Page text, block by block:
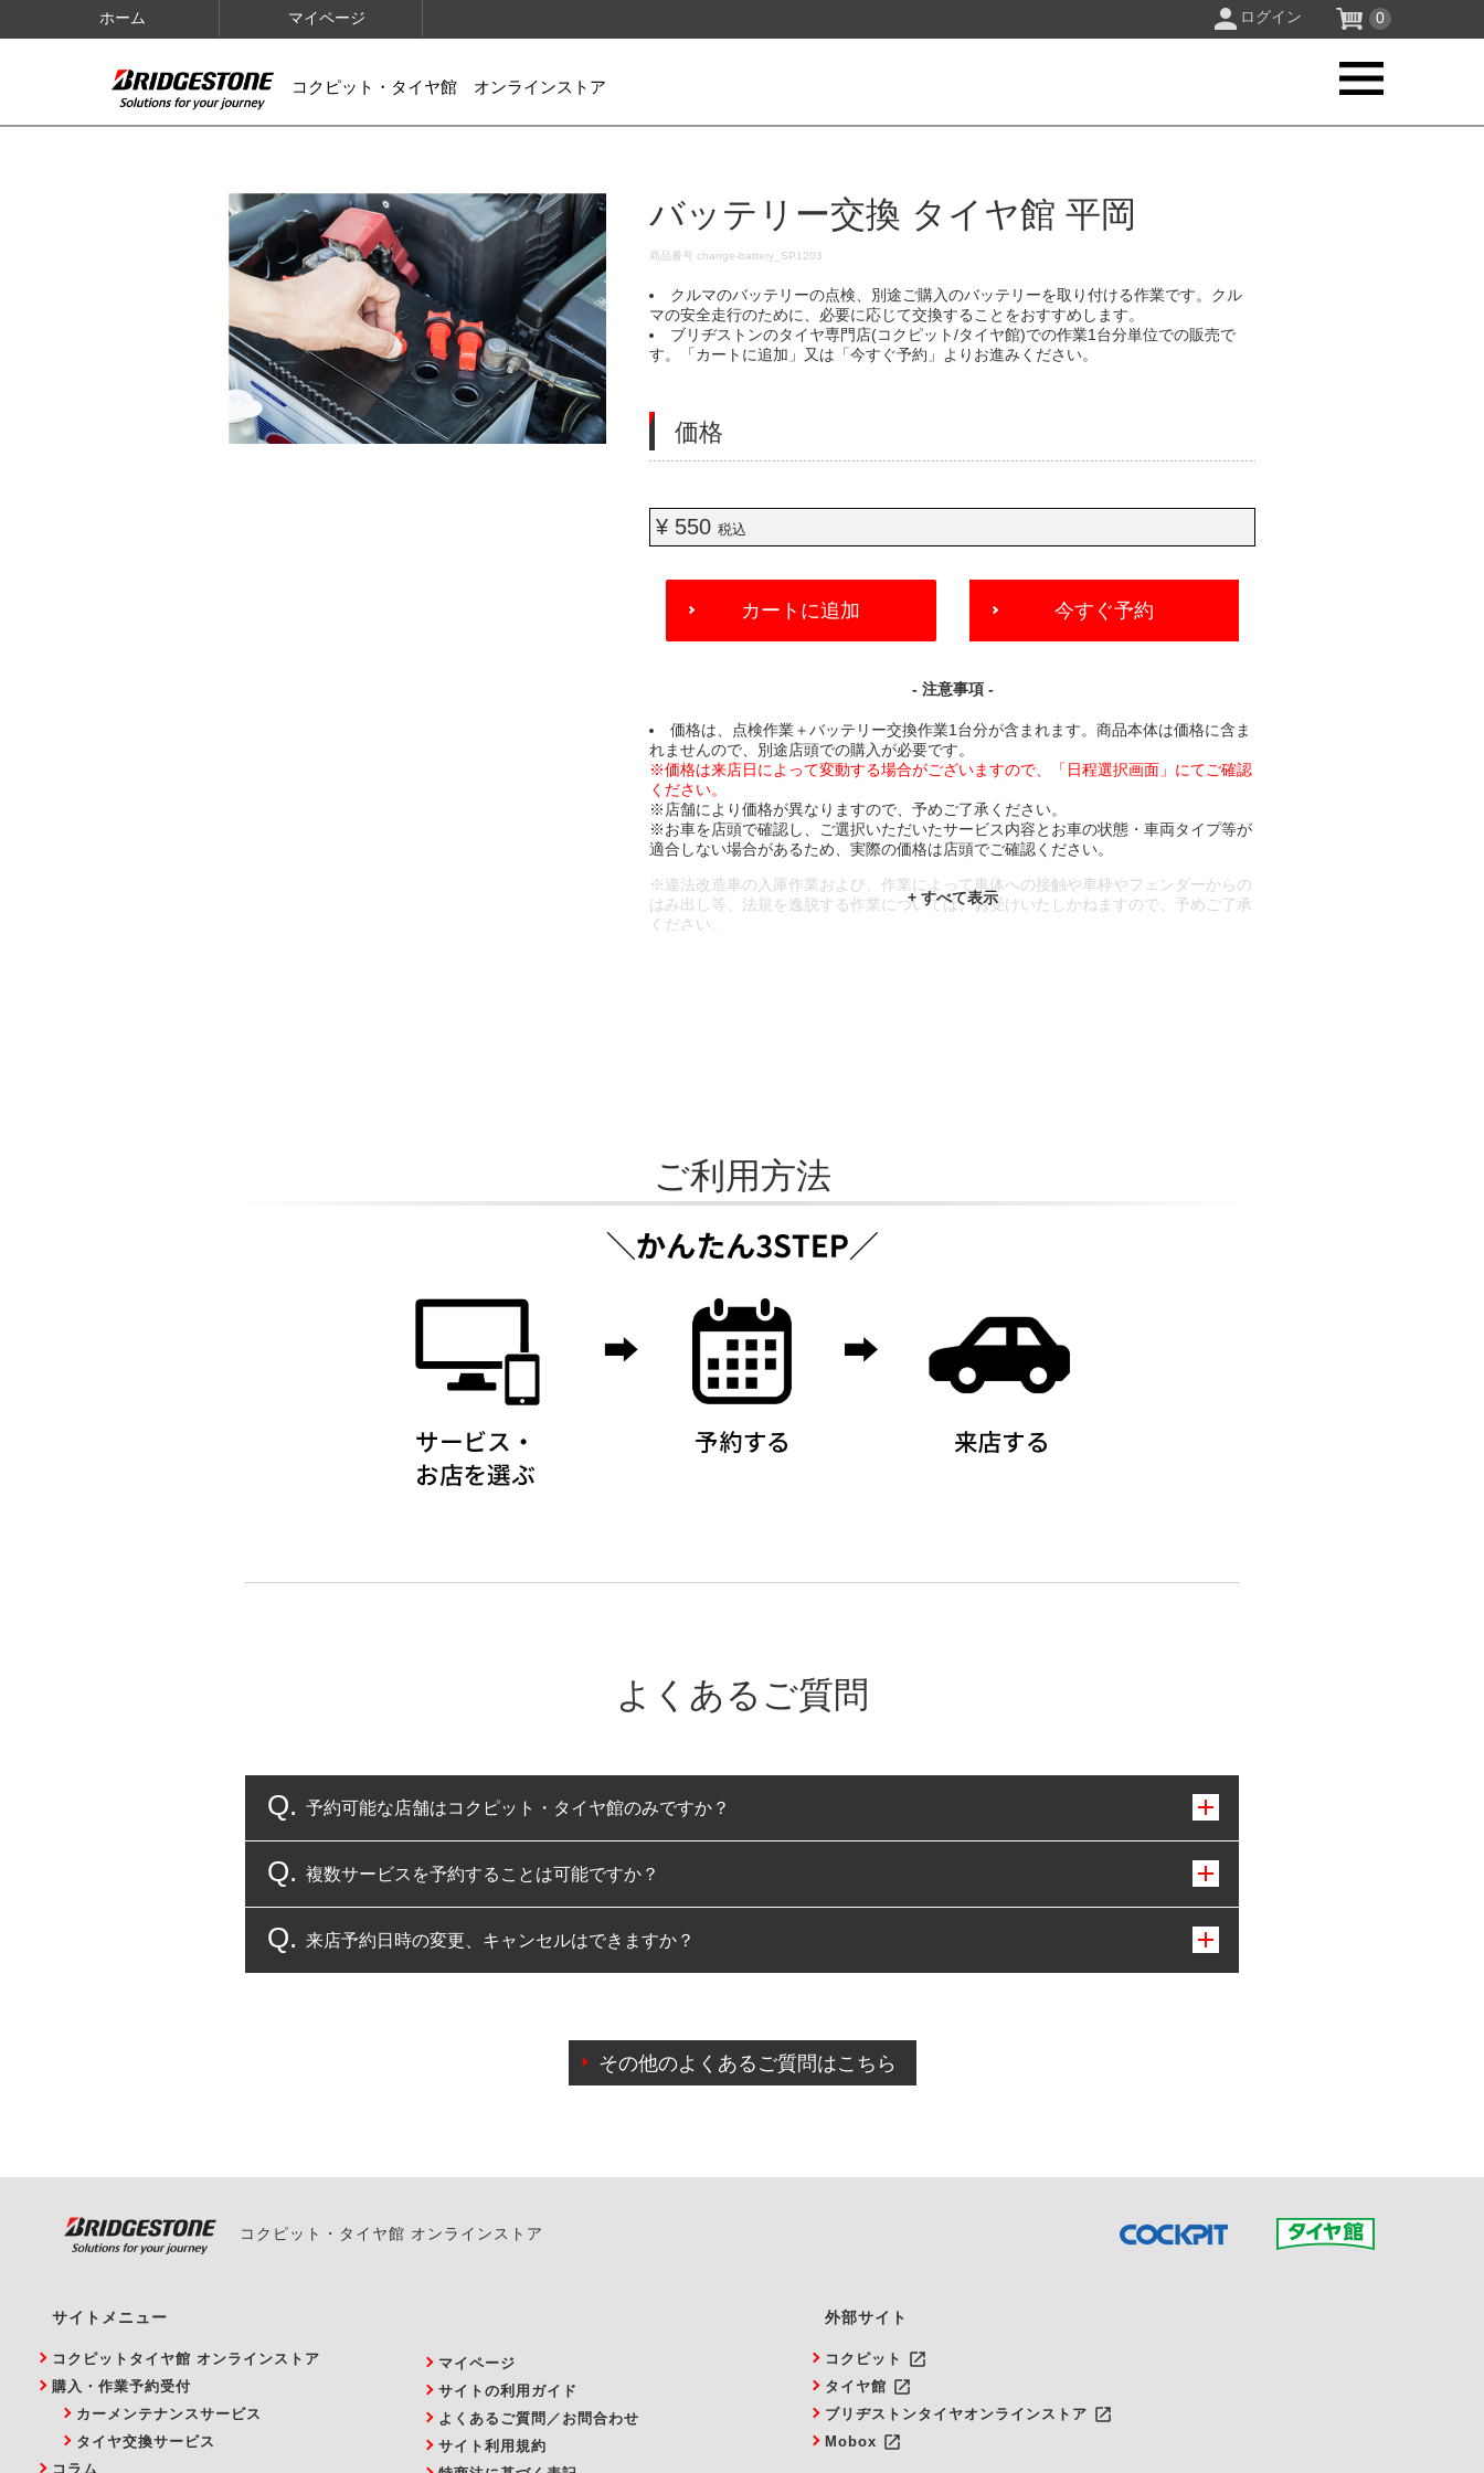
ホーム マイページ ログイン 0
コクピット・タイヤ館 オンラインストア
IMAGES バッテリー交換 タイヤ館 平岡
DETAILS
商品番号change-battery_SP1203
クルマのバッテリーの点検、別途ご購入のバッテリーを取り付ける作業です。クル
マの安全走行のために、必要に応じて交換することをおすすめします。
ブリヂストンのタイヤ専門店(コクピット/タイヤ館)での作業1台分単位での販売で
す。「カートに追加」又は「今すぐ予約」よりお進みください。
価格
¥ 550税込
ADD
CART
カートに追加 今すぐ予約
- 注意事項 -
価格は、点検作業＋バッテリー交換作業1台分が含まれます。商品本体は価格に含ま
れませんので、別途店頭での購入が必要です。
※価格は来店日によって変動する場合がございますので、「日程選択画面」にてご確認
ください。
※店舗により価格が異なりますので、予めご了承ください。
※お車を店頭で確認し、ご選択いただいたサービス内容とお車の状態・車両タイプ等が
適合しない場合があるため、実際の価格は店頭でご確認ください。
※違法改造車の入庫作業および、作業によって車体への接触や車枠やフェンダーからの
はみ出し等、法規を逸脱する作業については、お受けいたしかねますので、予めご了承
ください。
ご利用方法
よくあるご質問
予約可能な店舗はコクピット・タイヤ館のみですか？
コクピット・タイヤ館のみとなります。
複数サービスを予約することは可能ですか？
複数サービスのご予約は可能です。
来店予約日時の変更、キャンセルはできますか？
また、やむを得ない事由によりご予約のキャンセルをご希望の際は、直接ご予約いただいた店舗へご連絡くださ
その他のよくあるご質問はこちら
コクピット・タイヤ館 オンラインストア
サイトメニュー
コクピットタイヤ館 オンラインストア
購入・作業予約受付
カーメンテナンスサービス
タイヤ交換サービス
コラム
マイページ
サイトの利用ガイド
よくあるご質問／お問合わせ
サイト利用規約
外部サイト
コクピット launch
タイヤ館 launch
ブリヂストンタイヤオンラインストア launch
Mobox launch